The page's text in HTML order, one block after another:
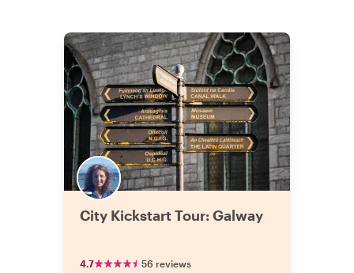
City Kickstart Tour: Galway
4.7 56 reviews